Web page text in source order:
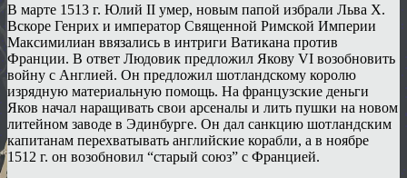
В марте 1513 г. Юлий II умер, новым папой избрали Льва X.
Вскоре Генрих и император Священной Римской Империи
Максимилиан ввязались в интриги Ватикана против
Франции. В ответ Людовик предложил Якову VI возобновить
войну с Англией. Он предложил шотландскому королю
изрядную материальную помощь. На французские деньги
Яков начал наращивать свои арсеналы и лить пушки на новом
литейном заводе в Эдинбурге. Он дал санкцию шотландским
капитанам перехватывать английские корабли, а в ноябре
1512 г. он возобновил “старый союз” с Францией.